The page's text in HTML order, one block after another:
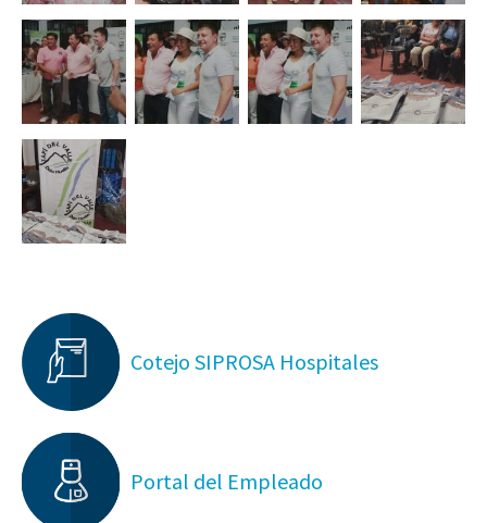
Cotejo SIPROSA Hospitales
Portal del Empleado